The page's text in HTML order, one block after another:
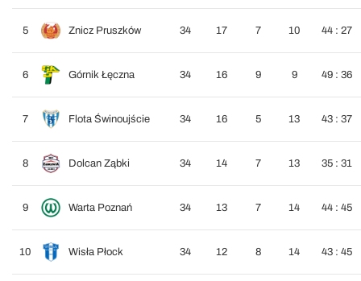
5 Znicz Pruszków 34 17 7 10 44 : 27
6 Górnik Łęczna 34 16 9 9 49 : 36
7 Flota Świnoujście 34 16 5 13 43 : 37
8 Dolcan Ząbki 34 14 7 13 35 : 31
9 Warta Poznań 34 13 7 14 44 : 45
10 Wisła Płock 34 12 8 14 43 : 45